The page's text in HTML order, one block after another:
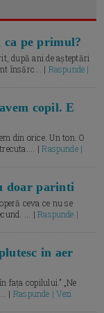
pe primul?
după ani de așteptări
însărc... | Raspunde |
copil. E
din orice. Un ton. O
|Raspunde |
doar parinti
ceva ce nu se
... |Raspunde |
in aer
fața copilului.” „Ne
| Raspunde | Vezi